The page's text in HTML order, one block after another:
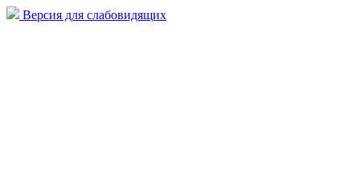
Версия для слабовидящих